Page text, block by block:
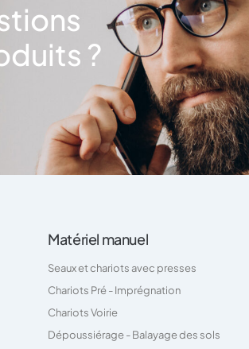
?
Matériel manuel
Seaux et chariots avec presses
Chariots Pré - Imprégnation
Chariots Voirie
Dépoussiérage - Balayage des sols